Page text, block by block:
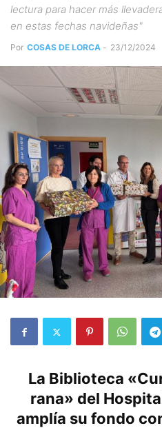
lectura para hacer más
en estas fechas navideñas"
Por COSAS DE LORCA - 23/12/2024
La Biblioteca
rana» del
amplía su fondo